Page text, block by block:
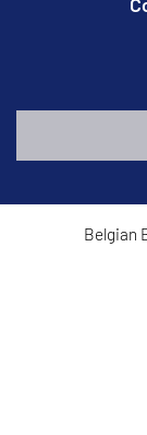
Belgian